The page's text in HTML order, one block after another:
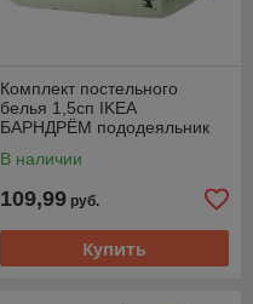
Комплект постельного
белья 1,5сп IKEA
БАРНДРЁМ пододеяльник
см кошки зеленый
В наличии
109,99 руб.
Купить